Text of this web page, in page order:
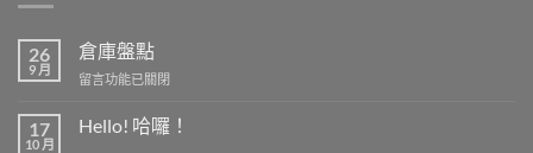
26
9 月
倉庫盤點
在
庫
盤
留言功能已關閉
17
10 月
Hello! 哈囉！